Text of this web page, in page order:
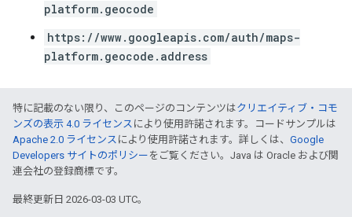
platform.geocode
https://www.googleapis.com/auth/maps-
platform.geocode.address
特に記載のない限り、このページのコンテンツはクリエイティブ・コモ
ンズの表示 4.0 ライセンス により使用許諾されます。コードサンプルは
Apache 2.0 ライセンス により使用許諾されます。詳しくは、 Google
Developers サイトのポリシー をご覧ください。Java は Oracle および関
連会社の登録商標です。
最終更新日 2026-03-03 UTC。